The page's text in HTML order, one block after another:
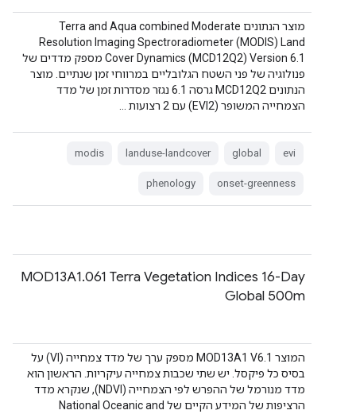
מוצר הנתונים Terra and Aqua combined Moderate
Resolution Imaging Spectroradiometer (MODIS) Land
Cover Dynamics (MCD12Q2) Version 6.1 מספק מדדים של
פנולוגיה של פני השטח הגלובליים במרווחי זמן שנתיים. מוצר
הנתונים MCD12Q2 גרסה 6.1 נגזר מסדרות זמן של מדד
הצמחייה המשופר (EVI2) עם 2 רצועות …
evi
global
landuse-landcover
modis
onset-greenness
phenology
‫MOD13A1.061 Terra Vegetation Indices 16-Day
Global 500m
המוצר MOD13A1 V6.1 מספק ערך של מדד צמחייה (VI) על
בסיס כל פיקסל. יש שתי שכבות צמחייה עיקריות. הראשון הוא
מדד מנורמל של ההפרש לפי הצמחייה (NDVI), שנקרא מדד
הרציפות של המידע הקיים של National Oceanic and